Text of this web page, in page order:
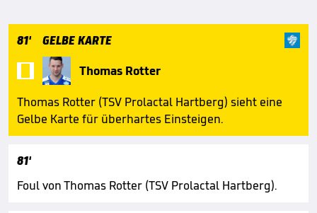
81' GELBE KARTE
Thomas Rotter
Thomas Rotter (TSV Prolactal Hartberg) sieht eine
Gelbe Karte für überhartes Einsteigen.
81'
Foul von Thomas Rotter (TSV Prolactal Hartberg).